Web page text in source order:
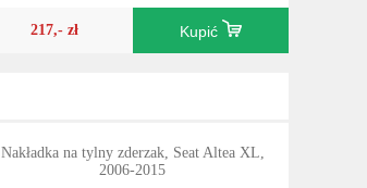
217,- zł Kupić
Nakładka na tylny zderzak, Seat Altea XL,
2006-2015